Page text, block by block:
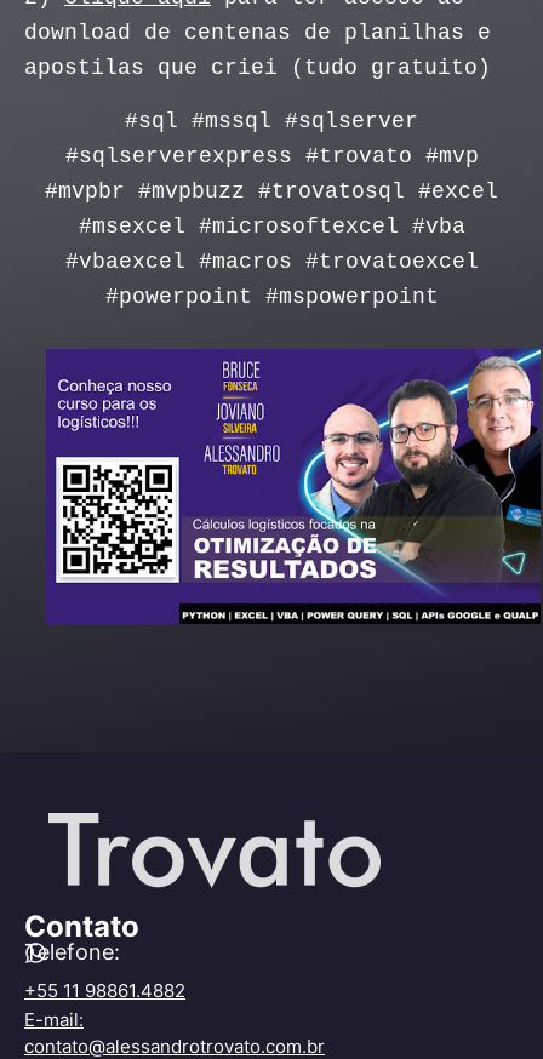
download de centenas de planilhas e
apostilas que criei (tudo gratuito)
#sql #mssql #sqlserver
#sqlserverexpress #trovato #mvp
#mvpbr #mvpbuzz #trovatosql #excel
#msexcel #microsoftexcel #vba
#vbaexcel #macros #trovatoexcel
#powerpoint #mspowerpoint
Contato
Telefone:
+55 11 98861.4882
E-mail:
contato@alessandrotrovato.com.br